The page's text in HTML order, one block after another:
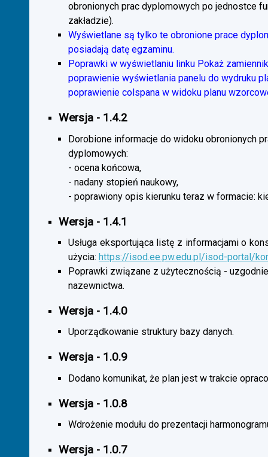
obronionych prac dyplomowych po jednostce
zakładzie).
Wyświetlane są tylko te obronione prace
posiadają datę egzaminu.
Poprawki w wyświetlaniu linku Pokaż
poprawienie wyświetlania panelu do wydruku
poprawienie colspana w widoku planu
Wersja - 1.4.2
Dorobione informacje do widoku obronionych
dyplomowych:
- ocena końcowa,
- nadany stopień naukowy,
- poprawiony opis kierunku teraz w formacie:
Wersja - 1.4.1
Usługa eksportująca listę z informacjami o
użycia: https://isod.ee.pw.edu.pl/isod-portal/
Poprawki związane z użytecznością -
nazewnictwa.
Wersja - 1.4.0
Uporządkowanie struktury bazy danych.
Wersja - 1.0.9
Dodano komunikat, że plan jest w trakcie
Wersja - 1.0.8
Wdrożenie modułu do prezentacji
Wersja - 1.0.7